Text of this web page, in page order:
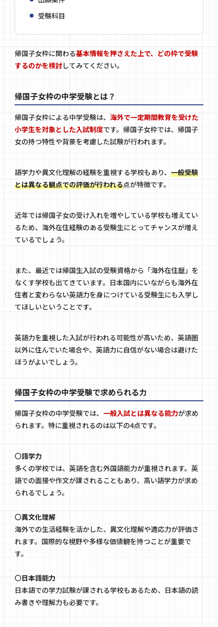
受験科目
帰国子女枠に関わる基本情報を押さえた上で、どの枠で受験
するのかを検討してみてください。
帰国子女枠の中学受験とは？
帰国子女枠による中学受験は、 海外で一定期間教育を受けた
小学生を対象とした入試制度です。帰国子女枠では、帰国子
女の持つ特性や背景を考慮した試験が行われます。
語学力や異文化理解の経験を重視する学校もあり、 一般受験
とは異なる観点での評価が行われる点が特徴です。
近年では帰国子女の受け入れを増やしている学校も増えてい
るため、海外在住経験のある受験生にとってチャンスが増え
ているでしょう。
また、最近では帰国生入試の受験資格から「海外在住歴」を
なくす学校も出てきています。日本国内にいながらも海外在
住者と変わらない英語力を身につけている受験生にも入学し
てほしいということです。
英語力を重視した入試が行われる可能性が高いため、英語圏
以外に住んでいた場合や、英語力に自信がない場合は避けた
ほうがよいでしょう。
帰国子女枠の中学受験で求められる力
帰国子女枠の中学受験では、 一般入試とは異なる能力が求め
られます。特に重視されるのは以下の4点です。
〇語学力
多くの学校では、英語を含む外国語能力が重視されます。英
語での面接や作文が課されることもあり、高い語学力が求め
られるでしょう。
〇異文化理解
海外での生活経験を活かした、異文化理解や適応力が評価さ
れます。国際的な視野や多様な価値観を持つことが重要で
す。
〇日本語能力
日本語での学力試験が課される学校もあるため、日本語の読
み書きや理解力も必要です。